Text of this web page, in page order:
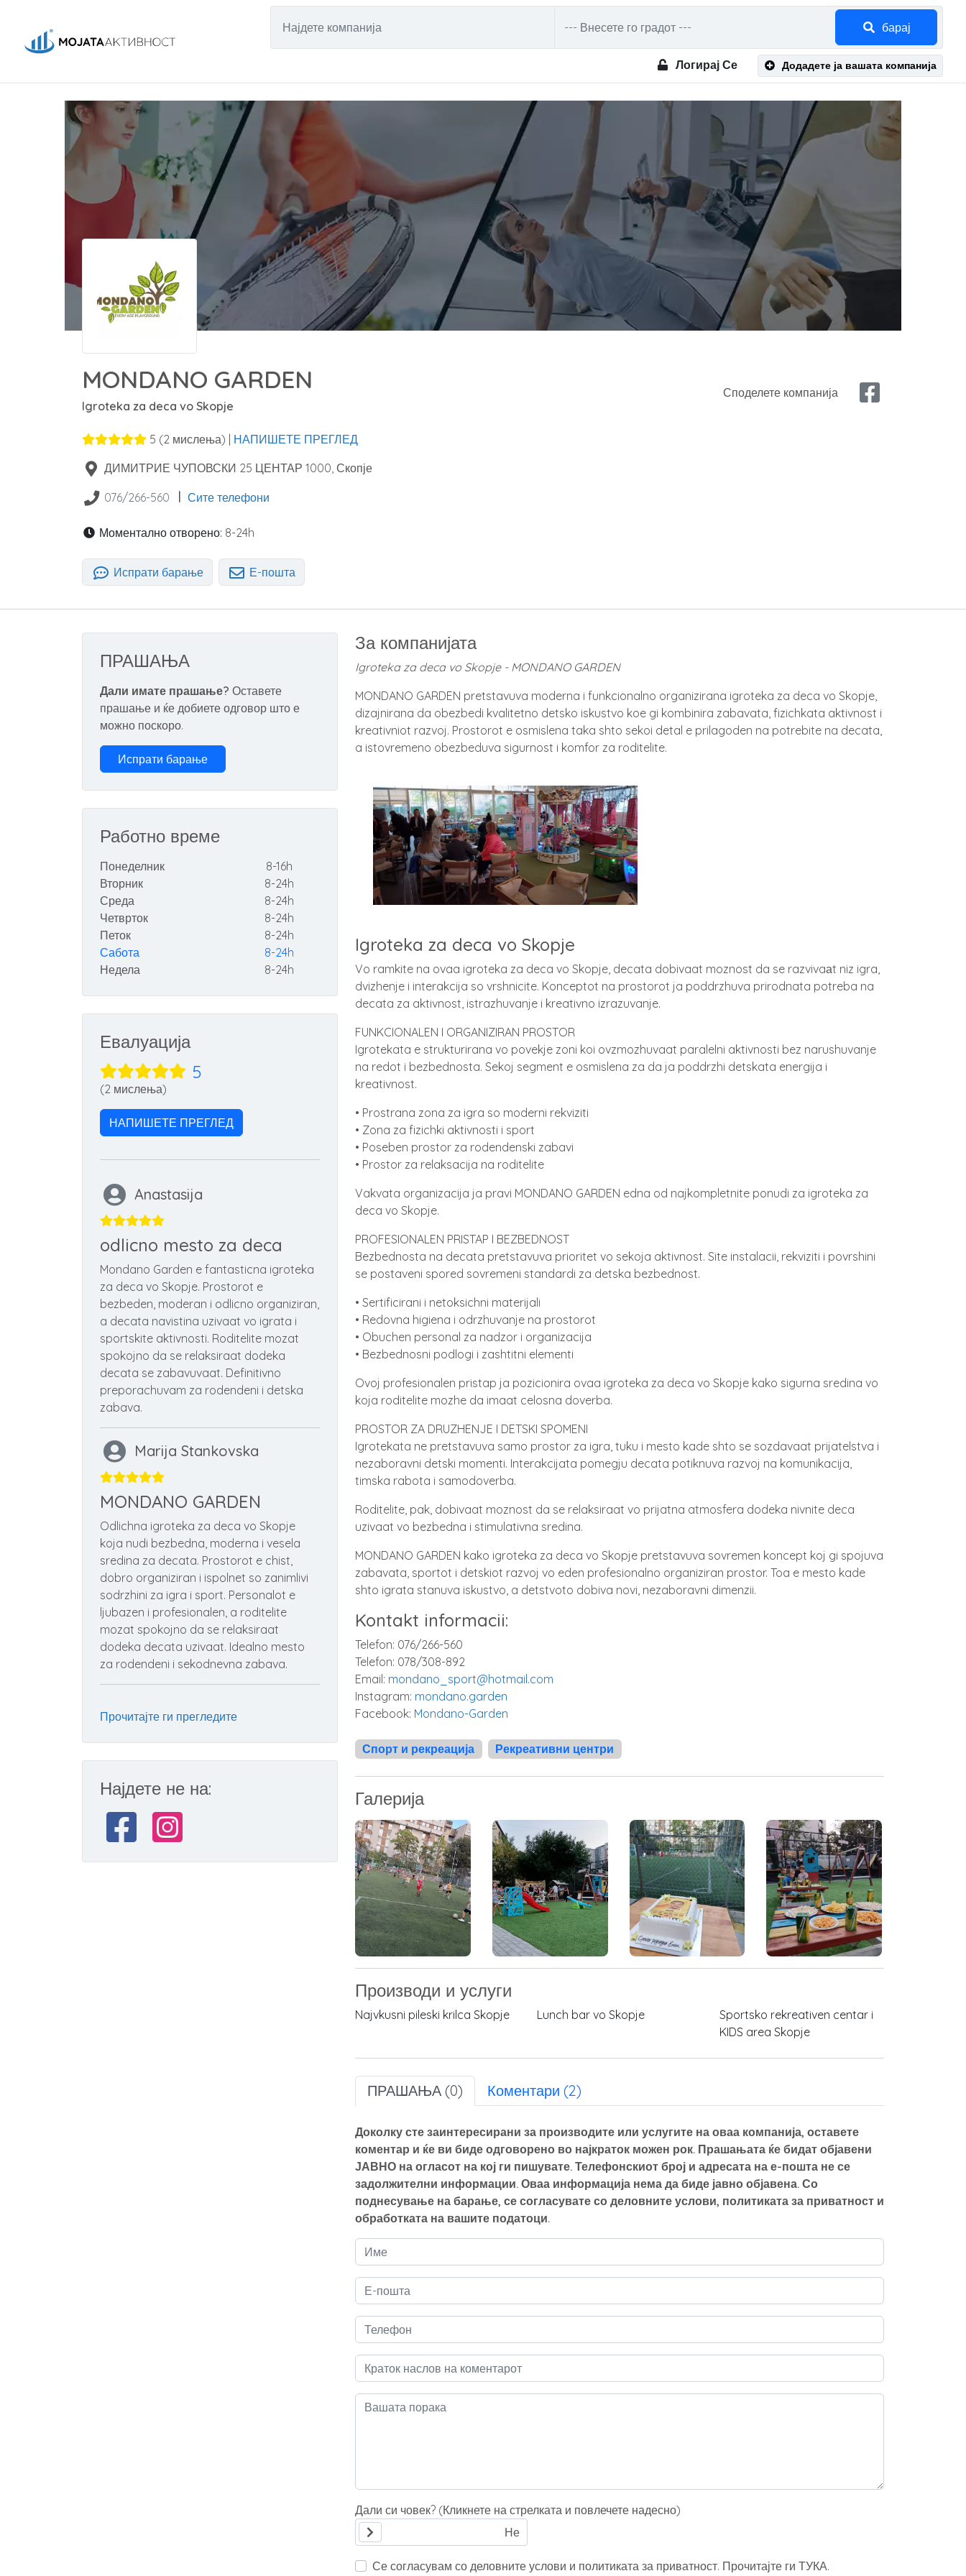
барај
Логирај Се Додадете ја вашата компанија
MONDANO GARDEN
Igroteka za deca vo Skopje
Споделете компанија
5 (2 мислења) | НАПИШЕТЕ ПРЕГЛЕД
ДИМИТРИЕ ЧУПОВСКИ 25 ЦЕНТАР 1000, Скопје
076/266-560 Сите телефони
Моментално отворено: 8-24h
Испрати барање Е-пошта
ПРАШАЊА
Дали имате прашање? Оставете
прашање и ќе добиете одговор што е
можно поскоро.
Испрати барање
Работно време
Понеделник
8-16h
Вторник
8-24h
Среда
8-24h
Четврток
8-24h
Петок
8-24h
Сабота
8-24h
Недела
8-24h
Евалуација
5
(2 мислења)
НАПИШЕТЕ ПРЕГЛЕД
Anastasija
odlicno mesto za deca
Mondano Garden e fantasticna igroteka
za deca vo Skopje. Prostorot e
bezbeden, moderan i odlicno organiziran,
a decata navistina uzivaat vo igrata i
sportskite aktivnosti. Roditelite mozat
spokojno da se relaksiraat dodeka
decata se zabavuvaat. Definitivno
preporachuvam za rodendeni i detska
zabava.
Marija Stankovska
MONDANO GARDEN
Odlichna igroteka za deca vo Skopje
koja nudi bezbedna, moderna i vesela
sredina za decata. Prostorot e chist,
dobro organiziran i ispolnet so zanimlivi
sodrzhini za igra i sport. Personalot e
ljubazen i profesionalen, a roditelite
mozat spokojno da se relaksiraat
dodeka decata uzivaat. Idealno mesto
za rodendeni i sekodnevna zabava.
Прочитајте ги прегледите
Најдете не на:
За компанијата
Igroteka za deca vo Skopje - MONDANO GARDEN
MONDANO GARDEN pretstavuva moderna i funkcionalno organizirana igroteka za deca vo Skopje,
dizajnirana da obezbedi kvalitetno detsko iskustvo koe gi kombinira zabavata, fizichkata aktivnost i
kreativniot razvoj. Prostorot e osmislena taka shto sekoi detal e prilagoden na potrebite na decata,
a istovremeno obezbeduva sigurnost i komfor za roditelite.
Igroteka za deca vo Skopje
Vo ramkite na ovaa igroteka za deca vo Skopje, decata dobivaat moznost da se razvivaаt niz igra,
dvizhenje i interakcija so vrshnicite. Konceptot na prostorot ja poddrzhuva prirodnata potreba na
decata za aktivnost, istrazhuvanje i kreativno izrazuvanje.
FUNKCIONALEN I ORGANIZIRAN PROSTOR
Igrotekata e strukturirana vo povekje zoni koi ovzmozhuvaat paralelni aktivnosti bez narushuvanje
na redot i bezbednosta. Sekoj segment e osmislena za da ja poddrzhi detskata energija i
kreativnost.
• Prostrana zona za igra so moderni rekviziti
• Zona za fizichki aktivnosti i sport
• Poseben prostor za rodendenski zabavi
• Prostor za relaksacija na roditelite
Vakvata organizacija ja pravi MONDANO GARDEN edna od najkompletnite ponudi za igroteka za
deca vo Skopje.
PROFESIONALEN PRISTAP I BEZBEDNOST
Bezbednosta na decata pretstavuva prioritet vo sekoja aktivnost. Site instalacii, rekviziti i povrshini
se postaveni spored sovremeni standardi za detska bezbednost.
• Sertificirani i netoksichni materijali
• Redovna higiena i odrzhuvanje na prostorot
• Obuchen personal za nadzor i organizacija
• Bezbednosni podlogi i zashtitni elementi
Ovoj profesionalen pristap ja pozicionira ovaa igroteka za deca vo Skopje kako sigurna sredina vo
koja roditelite mozhe da imaat celosna doverba.
PROSTOR ZA DRUZHENJE I DETSKI SPOMENI
Igrotekata ne pretstavuva samo prostor za igra, tuku i mesto kade shto se sozdavaat prijatelstva i
nezaboravni detski momenti. Interakcijata pomegju decata potiknuva razvoj na komunikacija,
timska rabota i samodoverba.
Roditelite, pak, dobivaat moznost da se relaksiraat vo prijatna atmosfera dodeka nivnite deca
uzivaat vo bezbedna i stimulativna sredina.
MONDANO GARDEN kako igroteka za deca vo Skopje pretstavuva sovremen koncept koj gi spojuva
zabavata, sportot i detskiot razvoj vo eden profesionalno organiziran prostor. Toa e mesto kade
shto igrata stanuva iskustvo, a detstvoto dobiva novi, nezaboravni dimenzii.
Kontakt informacii:
Telefon: 076/266-560
Telefon: 078/308-892
Email: mondano_sport@hotmail.com
Instagram: mondano.garden
Facebook: Mondano-Garden
Спорт и рекреација Рекреативни центри
Галерија
Производи и услуги
Najvkusni pileski krilca Skopje Lunch bar vo Skopje
Sportsko rekreativen centar i
KIDS area Skopje
ПРАШАЊА (0) Коментари (2)
Доколку сте заинтересирани за производите или услугите на оваа компанија, оставете
коментар и ќе ви биде одговорено во најкраток можен рок. Прашањата ќе бидат објавени
ЈАВНО на огласот на кој ги пишувате. Телефонскиот број и адресата на е-пошта не се
задолжителни информации. Оваа информација нема да биде јавно објавена. Со
поднесување на барање, се согласувате со деловните услови, политиката за приватност и
обработката на вашите податоци.
Дали си човек? (Кликнете на стрелката и повлечете надесно)
Се согласувам со деловните услови и политиката за приватност. Прочитајте ги ТУКА.